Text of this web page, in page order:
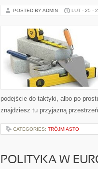
POSTED BY ADMIN LUT - 25 -
podejście do taktyki, albo po
znajdziesz tu przyjazną
CATEGORIES: TRÓJMIASTO
POLITYKA W